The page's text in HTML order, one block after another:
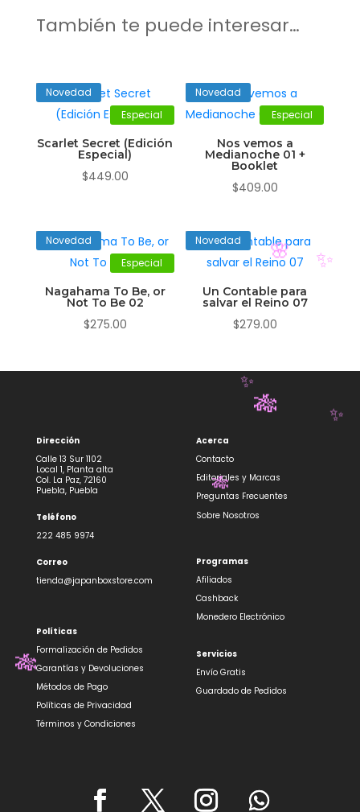
También te puede interesar…
Especial
Novedad
Scarlet Secret (Edición
Especial)
$449.00
Especial
Novedad
Nos vemos a
Medianoche 01 +
Booklet
$409.00
Especial
Novedad
Nagahama To Be, or
Not To Be 02
$275.00
Novedad
Un Contable para
salvar el Reino 07
$279.00
Dirección
Calle 13 Sur 1102
Local 1, Planta alta
Col. La Paz, 72160
Puebla, Puebla
Teléfono
222 485 9974
Correo
tienda@japanboxstore.com
Políticas
Formalización de Pedidos
Garantías y Devoluciones
Métodos de Pago
Políticas de Privacidad
Términos y Condiciones
Acerca
Contacto
Editoriales y Marcas
Preguntas Frecuentes
Sobre Nosotros
Programas
Afiliados
Cashback
Monedero Electrónico
Servicios
Envío Gratis
Guardado de Pedidos
🎋
🌸